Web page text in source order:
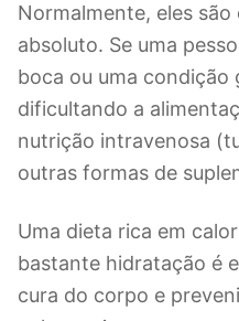
Normalmente, eles
absoluto. Se uma
boca ou uma condição
dificultando a
nutrição intravenosa
outras formas de
Uma dieta rica em
bastante hidratação é
cura do corpo e